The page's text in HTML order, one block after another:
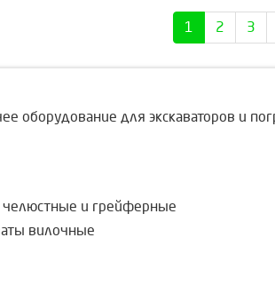
1 2 3
оборудование для экскаваторов и
челюстные и грейферные
вилочные